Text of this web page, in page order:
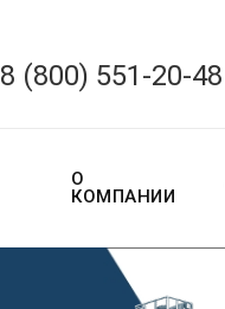
8 (800) 551-20-48
О
КОМПАНИИ